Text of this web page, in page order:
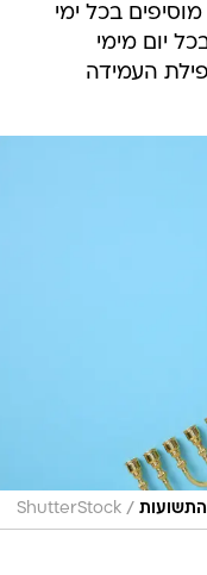
בכל ימי
יום מימי
העמידה
התשועות /
ShutterStock